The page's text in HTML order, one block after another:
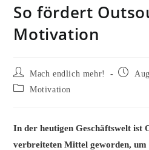
So fördert
Motivation
Beitrags-
Autor:
Mach endlich mehr!
Beitrag
Beitrags-Motivation
In der heutigen Geschäftswelt ist
verbreiteten Mittel geworden, um